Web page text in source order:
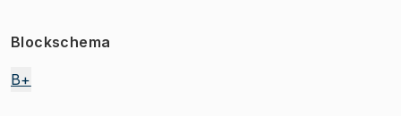
Blockschema
B+